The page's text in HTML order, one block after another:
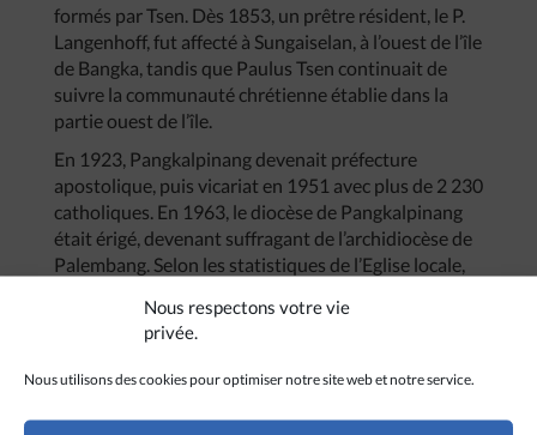
Nous respectons votre vie
privée.
Nous utilisons des cookies pour optimiser notre site web et notre service.
formés par Tsen. Dès 1853, un prêtre résident, le P.
Langenhoff, fut affecté à Sungaiselan, à l’ouest de l’île
de Bangka, tandis que Paulus Tsen continuait de
suivre la communauté chrétienne établie dans la
partie ouest de l’île.
En 1923, Pangkalpinang devenait préfecture
apostolique, puis vicariat en 1951 avec plus de 2 230
catholiques. En 1963, le diocèse de Pangkalpinang
était érigé, devenant suffragant de l’archidiocèse de
Palembang. Selon les statistiques de l’Eglise locale,
représentaient environ 2 % de la population en
Dans ce diocèse né de l’apostolat de laïcs, la